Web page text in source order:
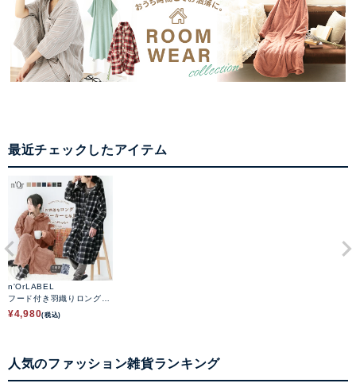
最近チェックしたアイテム
n'OrLABEL
フード付き羽織りロング毛
布
¥4,980(税込)
人気のファッション雑貨ランキング